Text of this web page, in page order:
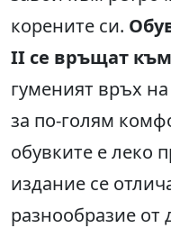
корените си.
II се връщат към
гуменият връх
за по-голям
обувките е леко
издание се
разнообразие от